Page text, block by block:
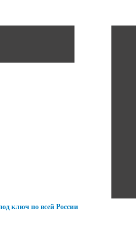
ключ по всей России